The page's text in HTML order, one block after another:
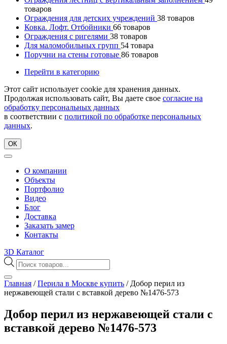
товаров
Ограждения для детских учреждений 38 товаров
Ковка. Лофт. Отбойники 66 товаров
Ограждения с ригелями 38 товаров
Для маломобильных групп 54 товара
Поручни на стены готовые 86 товаров
Перейти в категорию
Этот сайт использует cookie для хранения данных.
Продолжая использовать сайт, Вы даете свое согласие на
обработку персональных данных
в соответствии с политикой по обработке персональных
данных.
ОК
О компании
Объекты
Портфолио
Видео
Блог
Доставка
Заказать замер
Контакты
3D Каталог
Поиск
товаров
Главная /Перила в Москве купить / Добор перил из
нержавеющей стали с вставкой дерево №1476-573
Добор перил из нержавеющей стали с
вставкой дерево №1476-573